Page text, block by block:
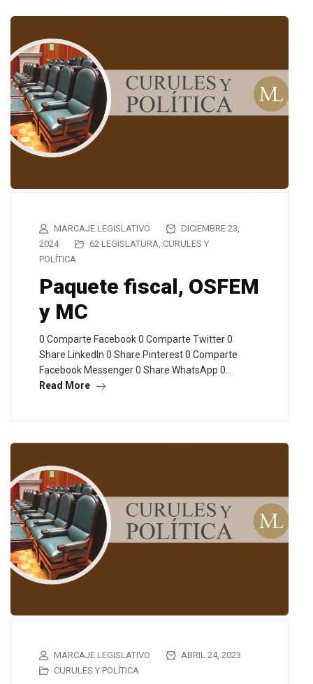
MARCAJE LEGISLATIVO
DICIEMBRE 23,
2024
62 LEGISLATURA, CURULES Y
POLÍTICA
Paquete fiscal, OSFEM
y MC
0 Comparte Facebook 0 Comparte Twitter 0
Share LinkedIn 0 Share Pinterest 0 Comparte
Facebook Messenger 0 Share WhatsApp 0…
Read More
MARCAJE LEGISLATIVO
ABRIL 24, 2023
CURULES Y POLÍTICA